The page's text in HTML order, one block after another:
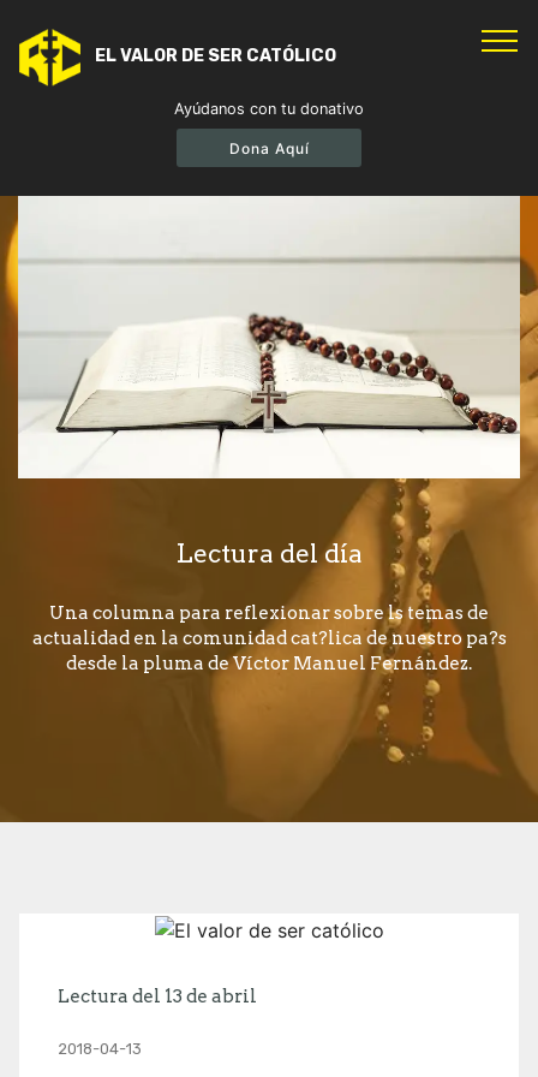
EL VALOR DE SER CATÓLICO
Ayúdanos con tu donativo
Dona Aquí
Lectura del día
Una columna para reflexionar sobre ls temas de
actualidad en la comunidad cat?lica de nuestro pa?s
desde la pluma de Víctor Manuel Fernández.
Lectura del 13 de abril
2018-04-13